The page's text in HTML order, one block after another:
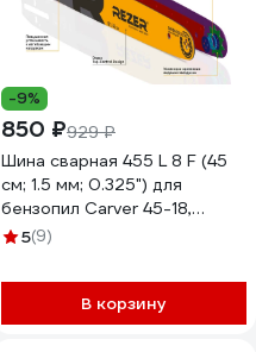
-9%
850 ₽929 ₽
Шина сварная 455 L 8 F (45
см; 1.5 мм; 0.325") для
бензопил Carver 45-18,
Forward, Patriot, BGT 18
5(9)
В корзину